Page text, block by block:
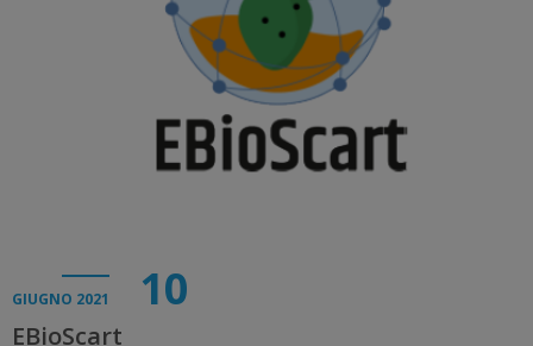
GIUGNO 2021 10
EBioScart